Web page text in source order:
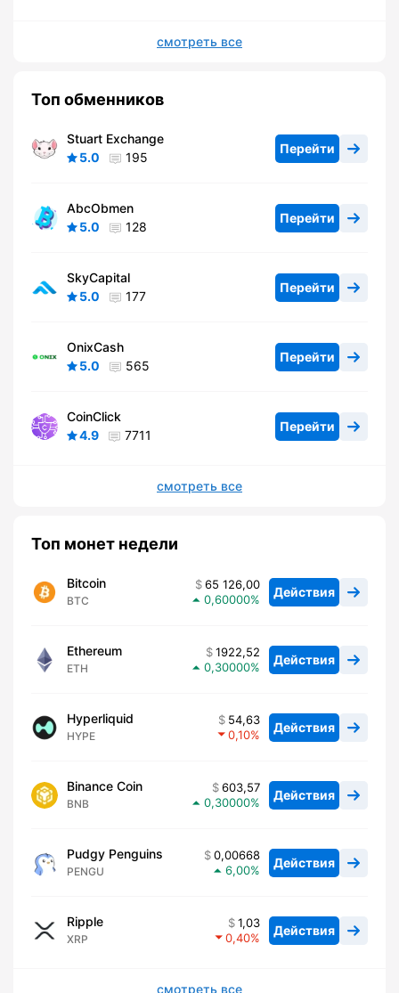
смотреть все
Топ обменников
Stuart Exchange
5.0
195
Перейти
AbcObmen
5.0
128
Перейти
SkyCapital
5.0
177
Перейти
OnixCash
5.0
565
Перейти
CoinClick
4.9
7711
Перейти
смотреть все
Топ монет недели
Bitcoin
BTC
65 126,00
0,60000
Действия
Ethereum
ETH
1922,52
0,30000
Действия
Hyperliquid
HYPE
54,63
0,10
Действия
Binance Coin
BNB
603,57
0,30000
Действия
Pudgy Penguins
PENGU
0,00668
6,00
Действия
Ripple
XRP
1,03
0,40
Действия
смотреть все